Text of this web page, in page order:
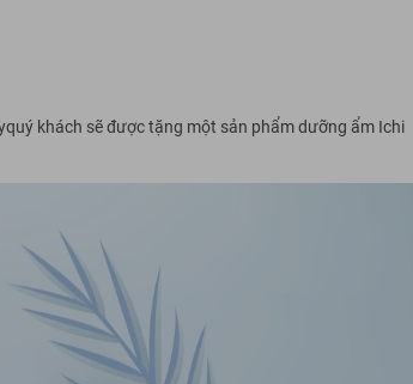
quý khách sẽ được tặng một sản phẩm dưỡng ẩm Ichi